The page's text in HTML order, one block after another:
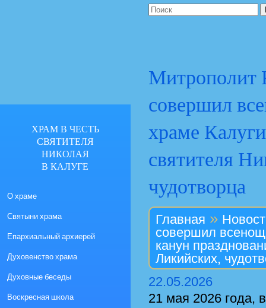
Митрополит
совершил
храме
святителя
чудотворца
Главная »
совершил
канун
Ликийских,
22.05.2026
21 мая 2026 года,
ХРАМ В ЧЕСТЬ
СВЯТИТЕЛЯ
НИКОЛАЯ
В КАЛУГЕ
О храме
Святыни храма
Епархиальный архиерей
Духовенство храма
Духовные беседы
Воскресная школа